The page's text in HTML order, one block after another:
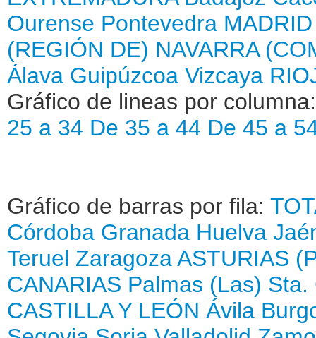
Ourense Pontevedra
(REGIÓN DE) NAVARRA
Álava Guipúzcoa Vizcaya
Gráfico de lineas por
25 a 34 De 35 a 44 De 45 a
Gráfico de barras por fila:
Córdoba Granada Huelva
Teruel ZaragozaASTURIAS
CANARIAS Palmas (Las) Sta.
CASTILLA Y LEÓN Ávila